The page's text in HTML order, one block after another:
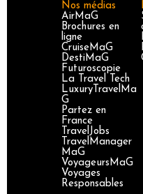
Nos médias
AirMaG
Brochures en
ligne
CruiseMaG
DestiMaG
Futuroscopie
La Travel Tech
LuxuryTravelMa
G
Partez en
France
TravelJobs
TravelManager
MaG
VoyageursMaG
Voyages
Responsables